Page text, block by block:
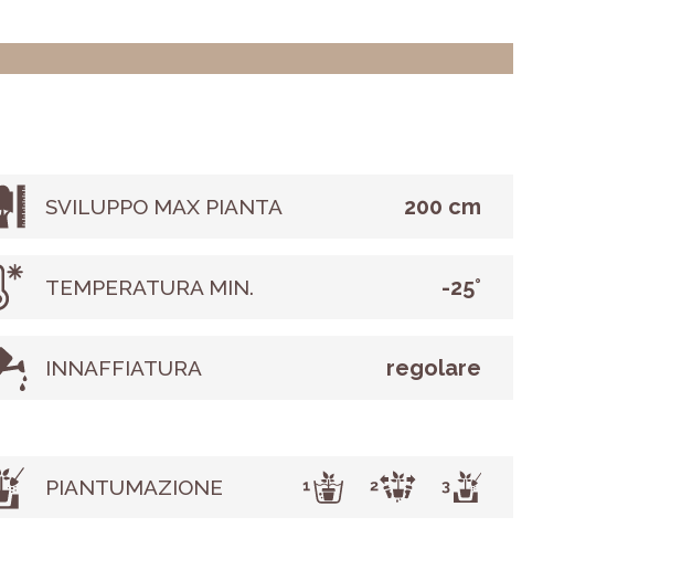
SVILUPPO MAX PIANTA 200 cm
TEMPERATURA MIN. -25°
INNAFFIATURA regolare
PIANTUMAZIONE